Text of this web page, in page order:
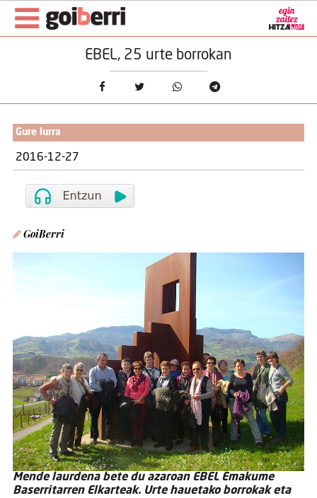
EBEL, 25 urte borrokan
Gure lurra
2016-12-27
GoiBerri
Mende laurdena bete du azaroan EBEL Emakume
Baserritarren Elkarteak. Urte hauetako borrokak eta